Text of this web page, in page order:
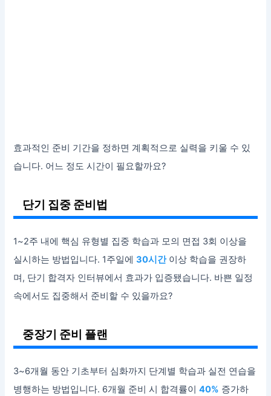
효과적인 준비 기간을 정하면 계획적으로 실력을 키울 수 있
습니다. 어느 정도 시간이 필요할까요?
단기 집중 준비법
1~2주 내에 핵심 유형별 집중 학습과 모의 면접 3회 이상을
실시하는 방법입니다. 1주일에30시간이상 학습을 권장하
며, 단기 합격자 인터뷰에서 효과가 입증됐습니다. 바쁜 일정
속에서도 집중해서 준비할 수 있을까요?
중장기 준비 플랜
3~6개월 동안 기초부터 심화까지 단계별 학습과 실전 연습을
병행하는 방법입니다. 6개월 준비 시 합격률이40% 증가하